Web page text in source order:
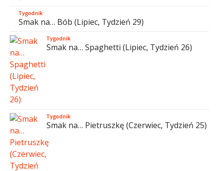
Tygodnik
Smak na… Bób (Lipiec, Tydzień 29)
Tygodnik
Smak na… Spaghetti (Lipiec, Tydzień 26)
Tygodnik
Smak na… Pietruszkę (Czerwiec, Tydzień 25)